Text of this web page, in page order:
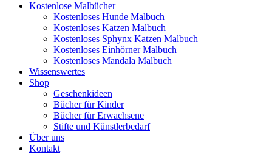
Kostenlose Malbücher
Kostenloses Hunde Malbuch
Kostenloses Katzen Malbuch
Kostenloses Sphynx Katzen Malbuch
Kostenloses Einhörner Malbuch
Kostenloses Mandala Malbuch
Wissenswertes
Shop
Geschenkideen
Bücher für Kinder
Bücher für Erwachsene
Stifte und Künstlerbedarf
Über uns
Kontakt